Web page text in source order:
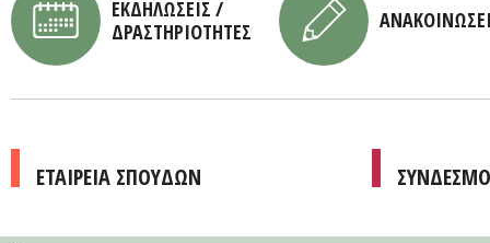
ΕΚΔΗΛΩΣΕΙΣ /
ΔΡΑΣΤΗΡΙΟΤΗΤΕΣ
ΕΤΑΙΡΕΙΑ ΣΠΟΥΔΩΝ